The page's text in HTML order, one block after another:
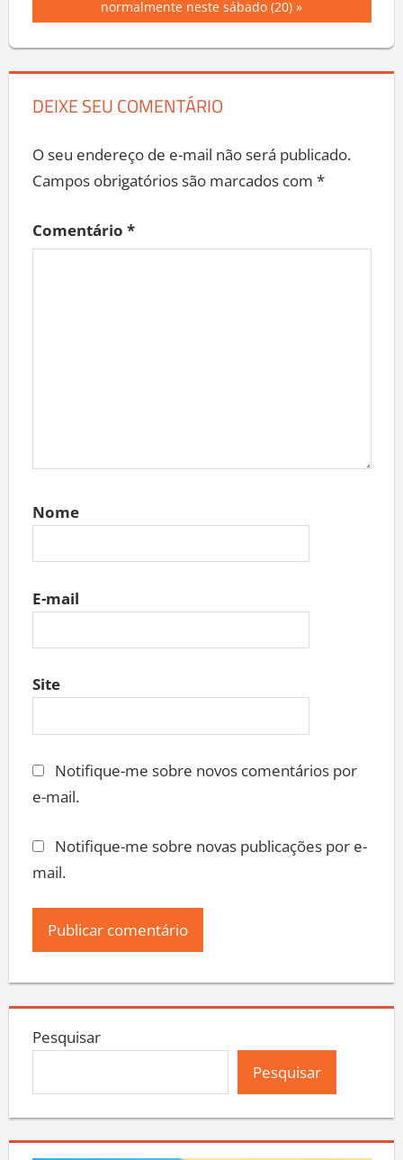
normalmente neste sábado (20)
DEIXE SEU COMENTÁRIO
O seu endereço de e-mail não será publicado.
Campos obrigatórios são marcados com *
Comentário *
Nome
E-mail
Site
Notifique-me sobre novos comentários por
e-mail.
Notifique-me sobre novas publicações por e-
mail.
Pesquisar
Pesquisar